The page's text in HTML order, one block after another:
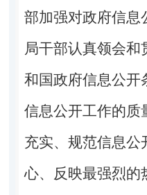
部加强对政府信息
局干部认真领会
和国政府信息公开
信息公开工作的质
充实、规范信息公
心、反映最强烈的